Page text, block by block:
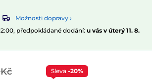
Možnosti dopravy ›
předpokládané dodání: u vás v úterý 11. 8.
Sleva -20%